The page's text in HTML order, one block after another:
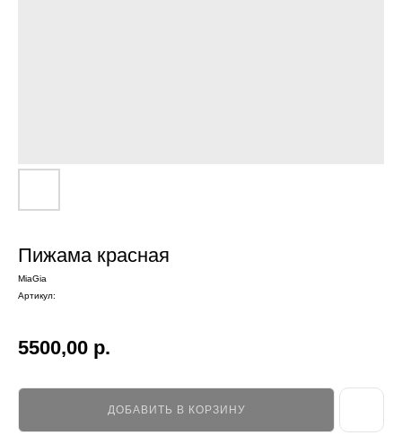
Пижама красная
MiaGia
Артикул:
5500,00 р.
ДОБАВИТЬ В КОРЗИНУ